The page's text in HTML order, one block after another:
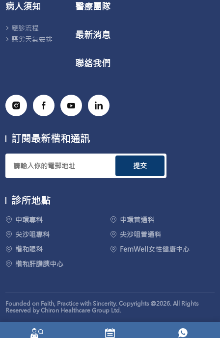
病人須知
應診流程
惡劣天氣安排
醫療團隊
最新消息
聯絡我們
訂閱最新楷和通訊
提交
診所地點
中環專科
中環普通科
尖沙咀專科
尖沙咀普通科
楷和眼科
FemWell女性健康中心
楷和肝膽胰中心
Founded on Faith, Practice with Sincerity. Copyrights @2026. All Rights
Reserved by Chiron Healthcare Group Ltd.